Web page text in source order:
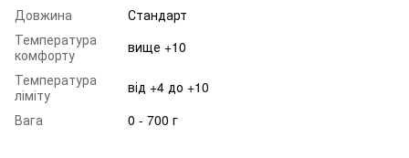
Довжина
Стандарт
Температура
комфорту
вище +10
Температура
ліміту
від +4 до +10
Вага
0 - 700 г